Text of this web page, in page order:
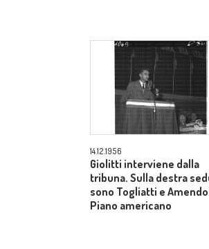
14.12.1956
Giolitti interviene dalla
tribuna. Sulla destra
sono Togliatti e
Piano americano